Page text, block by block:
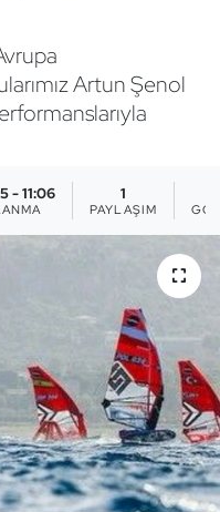
Artun Şenol
- 11:06 1
PAYLAŞIM